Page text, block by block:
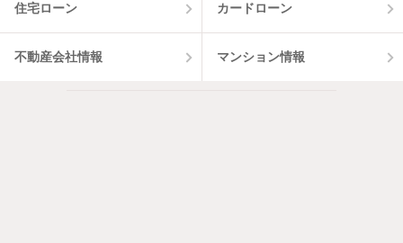
住宅ローン カードローン
不動産会社情報 マンション情報